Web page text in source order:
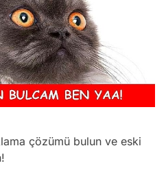
çözümü bulun ve eski